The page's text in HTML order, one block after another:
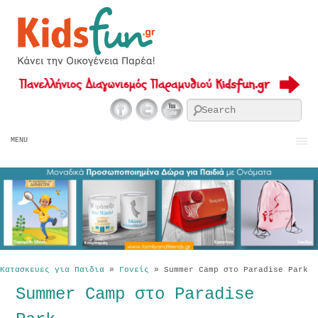
MENU
Κατασκευες για Παιδια » Γονείς » Summer Camp στο Paradise Park
Summer Camp στο Paradise